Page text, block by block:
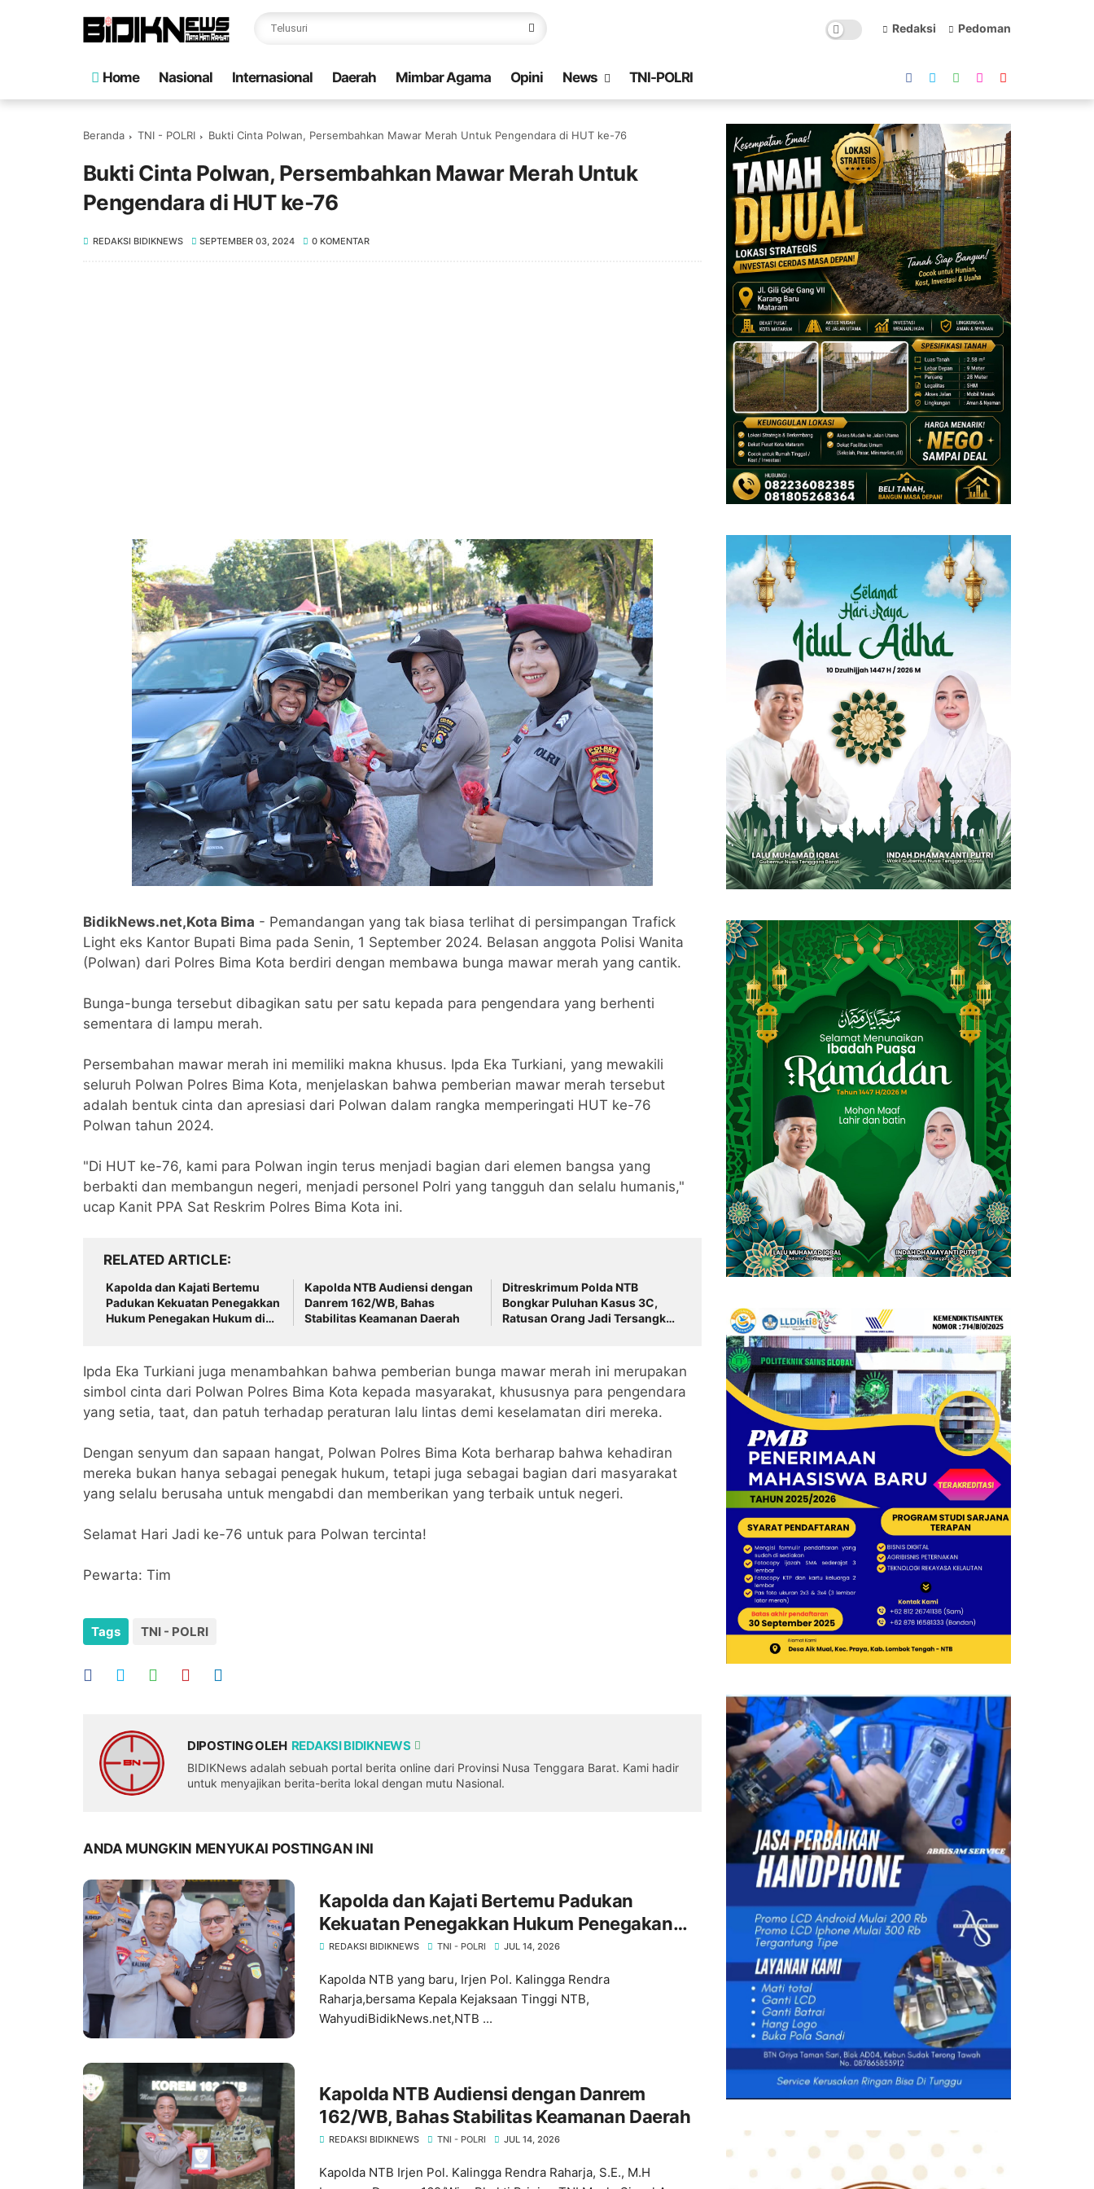
Redaksi Pedoman
Home Nasional Internasional Daerah Mimbar Agama Opini News TNI-POLRI
Beranda TNI - POLRI Bukti Cinta Polwan, Persembahkan Mawar Merah Untuk Pengendara di HUT ke-76
Bukti Cinta Polwan, Persembahkan Mawar Merah Untuk
Pengendara di HUT ke-76
REDAKSI BIDIKNEWS SEPTEMBER 03, 2024 0 KOMENTAR
BidikNews.net,Kota Bima - Pemandangan yang tak biasa terlihat di persimpangan Trafick
Light eks Kantor Bupati Bima pada Senin, 1 September 2024. Belasan anggota Polisi Wanita
(Polwan) dari Polres Bima Kota berdiri dengan membawa bunga mawar merah yang cantik.
Bunga-bunga tersebut dibagikan satu per satu kepada para pengendara yang berhenti
sementara di lampu merah.
Persembahan mawar merah ini memiliki makna khusus. Ipda Eka Turkiani, yang mewakili
seluruh Polwan Polres Bima Kota, menjelaskan bahwa pemberian mawar merah tersebut
adalah bentuk cinta dan apresiasi dari Polwan dalam rangka memperingati HUT ke-76
Polwan tahun 2024.
"Di HUT ke-76, kami para Polwan ingin terus menjadi bagian dari elemen bangsa yang
berbakti dan membangun negeri, menjadi personel Polri yang tangguh dan selalu humanis,"
ucap Kanit PPA Sat Reskrim Polres Bima Kota ini.
RELATED ARTICLE
Kapolda dan Kajati Bertemu
Padukan Kekuatan Penegakkan
Hukum Penegakan Hukum di
‎Kapolda NTB Audiensi dengan
Danrem 162/WB, Bahas
Stabilitas Keamanan Daerah
Ditreskrimum Polda NTB
Bongkar Puluhan Kasus 3C,
Ratusan Orang Jadi Tersangka
Ipda Eka Turkiani juga menambahkan bahwa pemberian bunga mawar merah ini merupakan
simbol cinta dari Polwan Polres Bima Kota kepada masyarakat, khususnya para pengendara
yang setia, taat, dan patuh terhadap peraturan lalu lintas demi keselamatan diri mereka.
Dengan senyum dan sapaan hangat, Polwan Polres Bima Kota berharap bahwa kehadiran
mereka bukan hanya sebagai penegak hukum, tetapi juga sebagai bagian dari masyarakat
yang selalu berusaha untuk mengabdi dan memberikan yang terbaik untuk negeri.
Selamat Hari Jadi ke-76 untuk para Polwan tercinta!
Pewarta: Tim
Tags TNI - POLRI
DIPOSTING OLEH REDAKSI BIDIKNEWS
BIDIKNews adalah sebuah portal berita online dari Provinsi Nusa Tenggara Barat. Kami hadir
untuk menyajikan berita-berita lokal dengan mutu Nasional.
ANDA MUNGKIN MENYUKAI POSTINGAN INI
Kapolda dan Kajati Bertemu Padukan
Kekuatan Penegakkan Hukum Penegakan
Hukum di NTB ‎
REDAKSI BIDIKNEWS TNI - POLRI JUL 14, 2026
Kapolda NTB yang baru, Irjen Pol. Kalingga Rendra
Raharja,bersama Kepala Kejaksaan Tinggi NTB,
WahyudiBidikNews.net,NTB ...
‎Kapolda NTB Audiensi dengan Danrem
162/WB, Bahas Stabilitas Keamanan Daerah
REDAKSI BIDIKNEWS TNI - POLRI JUL 14, 2026
Kapolda NTB Irjen Pol. Kalingga Rendra Raharja, S.E., M.H